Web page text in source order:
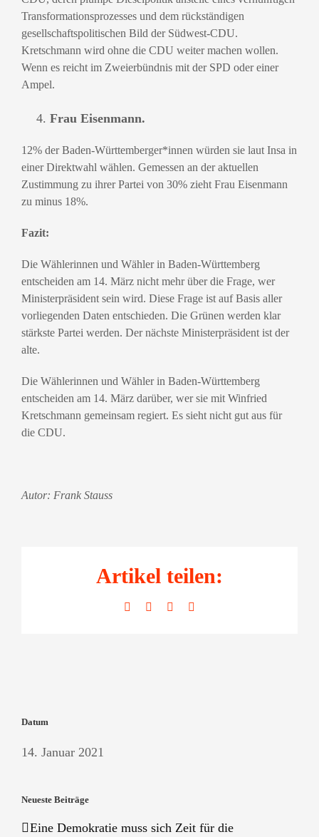
Transformationsprozesses und dem rückständigen
gesellschaftspolitischen Bild der Südwest-CDU.
Kretschmann wird ohne die CDU weiter machen wollen.
Wenn es reicht im Zweierbündnis mit der SPD oder einer
Ampel.
Frau Eisenmann.
12% der Baden-Württemberger*innen würden sie laut Insa in
einer Direktwahl wählen. Gemessen an der aktuellen
Zustimmung zu ihrer Partei von 30% zieht Frau Eisenmann
zu minus 18%.
Fazit:
Die Wählerinnen und Wähler in Baden-Württemberg
entscheiden am 14. März nicht mehr über die Frage, wer
Ministerpräsident sein wird. Diese Frage ist auf Basis aller
vorliegenden Daten entschieden. Die Grünen werden klar
stärkste Partei werden. Der nächste Ministerpräsident ist der
alte.
Die Wählerinnen und Wähler in Baden-Württemberg
entscheiden am 14. März darüber, wer sie mit Winfried
Kretschmann gemeinsam regiert. Es sieht nicht gut aus für
die CDU.
Autor: Frank Stauss
Artikel teilen:
FacebookLinkedInWhatsApp
Datum
14. Januar 2021
Neueste Beiträge
Eine Demokratie muss sich Zeit für die